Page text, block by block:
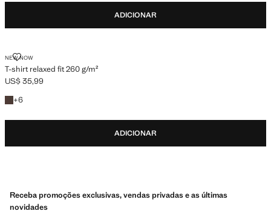
ADICIONAR
NEW NOW
T-shirt relaxed fit 260 g/m²
T-SHIRT RELAXED FIT 260 G/M²
Preço atual [US$ 35,99 ]
US$ 35,99
+6
+6 cores
ADICIONAR
Receba promoções exclusivas, vendas privadas e as últimas
novidades